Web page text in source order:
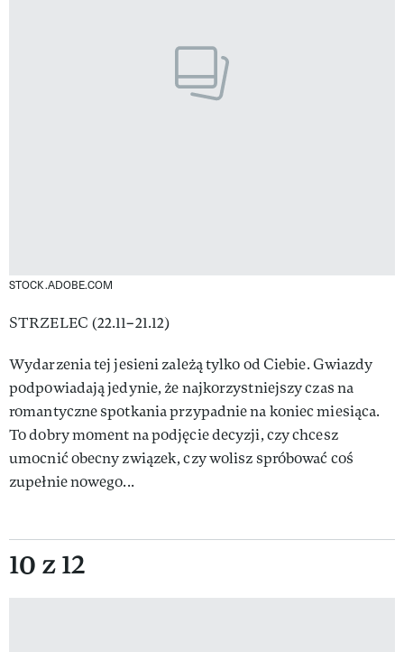
STOCK.ADOBE.COM
STRZELEC (22.11–21.12)
Wydarzenia tej jesieni zależą tylko od Ciebie. Gwiazdy
podpowiadają jedynie, że najkorzystniejszy czas na
romantyczne spotkania przypadnie na koniec miesiąca.
To dobry moment na podjęcie decyzji, czy chcesz
umocnić obecny związek, czy wolisz spróbować coś
zupełnie nowego...
10 z 12